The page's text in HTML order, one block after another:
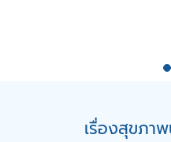
เรื่องสุขภา